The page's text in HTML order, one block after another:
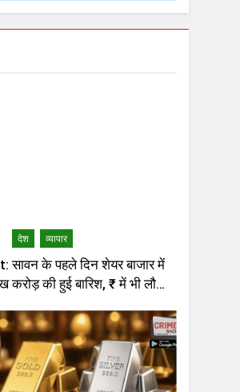
देश व्यापार
सावन के पहले दिन शेयर बाजार में
करोड़ की हुई बारिश, ₹ में भी लौटी